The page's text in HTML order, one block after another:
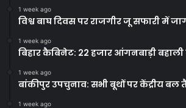
1 week ago
विश्व बाघ दिवस पर राजगीर जू सफारी में
1 week ago
बिहार कैबिनेट: 22 हजार आंगनबाड़ी बहाली
1 week ago
बांकीपुर उपचुनाव: सभी बूथों पर केंद्रीय बल
1 week ago